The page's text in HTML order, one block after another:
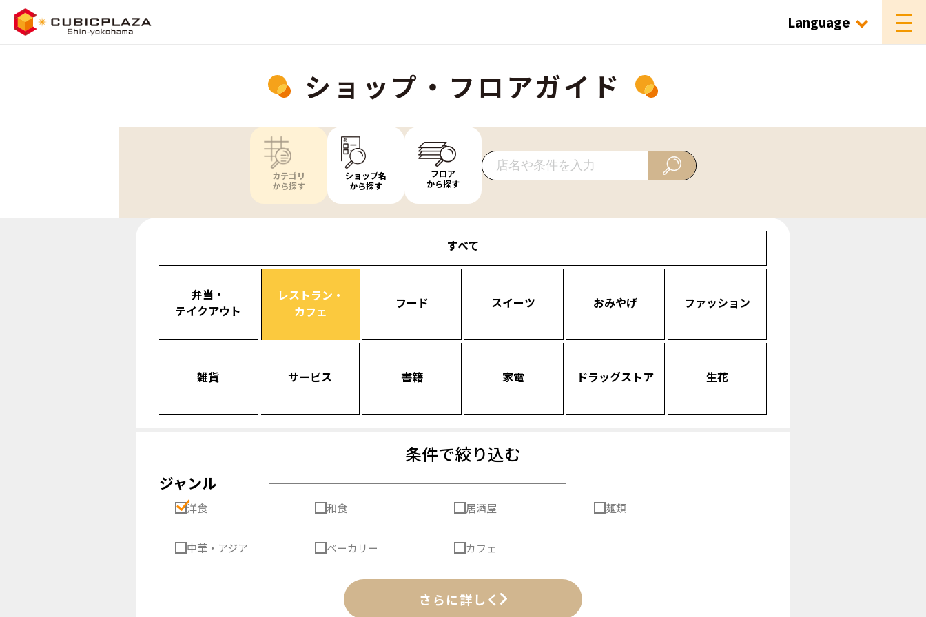
Language
ショップ・フロアガイド
カテゴリ
から探す
ショップ名
から探す
フロア
から探す
すべて
弁当・
テイクアウト
レストラン・
カフェ
フード スイーツ おみやげ ファッション
雑貨 サービス 書籍 家電 ドラッグストア 生花
条件で絞り込む
ジャンル
洋食 和食 居酒屋 麺類
中華・アジア ベーカリー カフェ
さらに詳しく